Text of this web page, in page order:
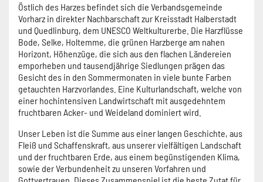
Östlich des Harzes befindet sich die Verbandsgemeinde
Vorharz in direkter Nachbarschaft zur Kreisstadt Halberstadt
und Quedlinburg, dem UNESCO Weltkulturerbe. Die Harzflüsse
Bode, Selke, Holtemme, die grünen Harzberge am nahen
Horizont, Höhenzüge, die sich aus den flachen Ländereien
emporheben und tausendjährige Siedlungen prägen das
Gesicht des in den Sommermonaten in viele bunte Farben
getauchten Harzvorlandes. Eine Kulturlandschaft, welche von
einer hochintensiven Landwirtschaft mit ausgedehntem
fruchtbaren Acker- und Weideland dominiert wird.
Unser Leben ist die Summe aus einer langen Geschichte, aus
Fleiß und Schaffenskraft, aus unserer vielfältigen Landschaft
und der fruchtbaren Erde, aus einem begünstigenden Klima,
sowie der Verbundenheit zu unseren Vorfahren und
Gottvertrauen. Dieses Zusammenspiel ist die beste Zutat für